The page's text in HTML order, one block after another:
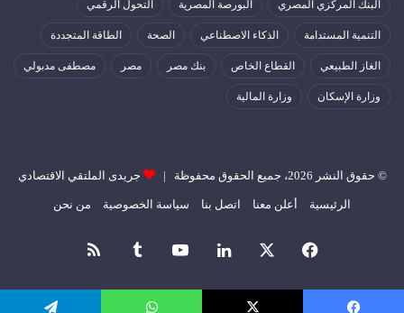
البنك المركزي المصري البورصة المصرية التحول الرقمي
التنمية المستدامة الذكاء الاصطناعي الصحة الطاقة المتجددة
الغاز الطبيعي القطاع الخاص بنك مصر مصر مصطفى مدبولي
وزارة الإسكان وزارة المالية
© حقوق النشر 2026، جميع الحقوق محفوظة | جريدى الملتقي الاقتصادي
الرئيسية أعلن معنا اتصل بنا سياسة الخصوصية من نحن
فيسبوك لينكدإن ‫YouTube
الموقع